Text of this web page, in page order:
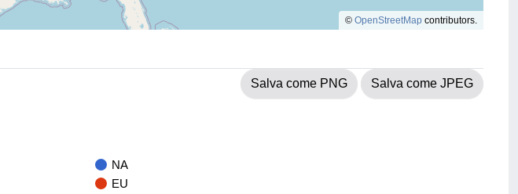
© OpenStreetMap contributors.
Salva come PNG Salva come JPEG
NA
EU